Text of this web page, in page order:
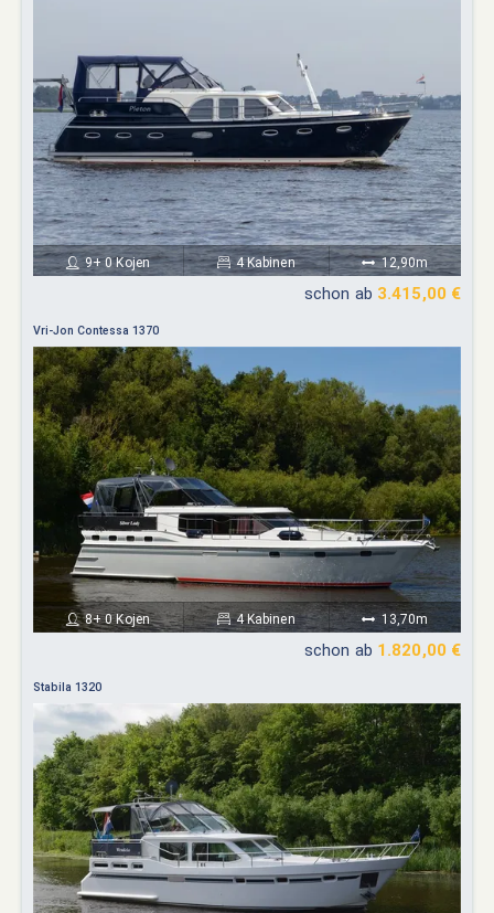
9+ 0 Kojen 4 Kabinen 12,90m
schon ab 3.415,00 €
Vri-Jon Contessa 1370
8+ 0 Kojen 4 Kabinen 13,70m
schon ab 1.820,00 €
Stabila 1320